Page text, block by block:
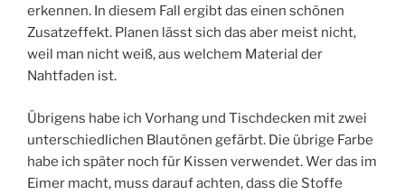
erkennen. In diesem Fall ergibt das einen schönen
Zusatzeffekt. Planen lässt sich das aber meist nicht,
weil man nicht weiß, aus welchem Material der
Nahtfaden ist.
Übrigens habe ich Vorhang und Tischdecken mit zwei
unterschiedlichen Blautönen gefärbt. Die übrige Farbe
habe ich später noch für Kissen verwendet. Wer das im
Eimer macht, muss darauf achten, dass die Stoffe